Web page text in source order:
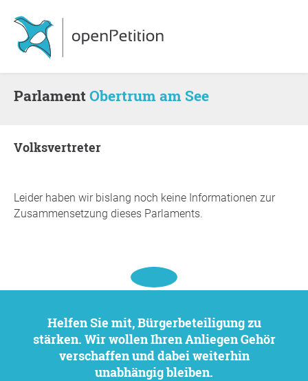
ParlamentObertrum am See
Volksvertreter
Leider haben wir bislang noch keine Informationen zur
Zusammensetzung dieses Parlaments.
Helfen Sie mit, Bürgerbeteiligung zu
stärken. Wir wollen Ihren Anliegen Gehör
verschaffen und dabei weiterhin
unabhängig bleiben.